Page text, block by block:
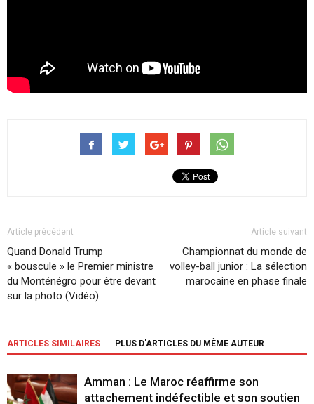
Article précédent
Quand Donald Trump
« bouscule » le Premier ministre
du Monténégro pour être devant
sur la photo (Vidéo)
Article suivant
Championnat du monde de
volley-ball junior : La sélection
marocaine en phase finale
ARTICLES SIMILAIRES PLUS D'ARTICLES DU MÊME AUTEUR
Amman : Le Maroc réaffirme son
attachement indéfectible et son soutien